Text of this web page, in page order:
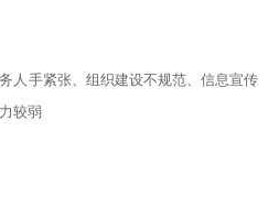
人手紧张、组织建设不规范、信息宣传
较弱